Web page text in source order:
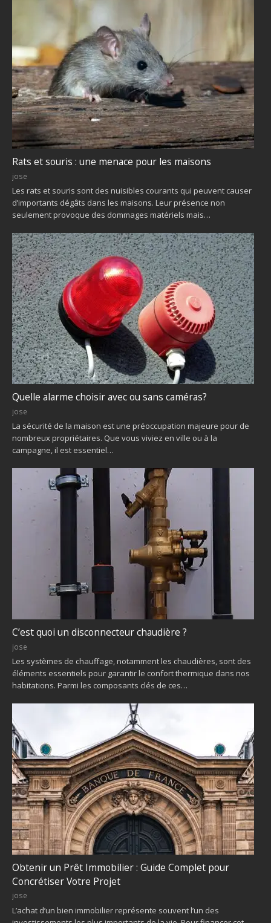
Rats et souris : une menace pour les maisons
jose
Les rats et souris sont des nuisibles courants qui peuvent causer
d’importants dégâts dans les maisons. Leur présence non
seulement provoque des dommages matériels mais…
Quelle alarme choisir avec ou sans caméras?
jose
La sécurité de la maison est une préoccupation majeure pour de
nombreux propriétaires. Que vous viviez en ville ou à la
campagne, il est essentiel…
C’est quoi un disconnecteur chaudière ?
jose
Les systèmes de chauffage, notamment les chaudières, sont des
éléments essentiels pour garantir le confort thermique dans nos
habitations. Parmi les composants clés de ces…
Obtenir un Prêt Immobilier : Guide Complet pour
Concrétiser Votre Projet
jose
L’achat d’un bien immobilier représente souvent l’un des